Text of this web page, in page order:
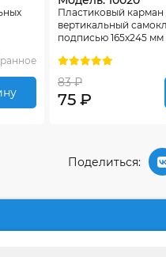
Пластиковый
вертикальный
подписью 165х245 мм
83 ₽
75 ₽
Поделиться: